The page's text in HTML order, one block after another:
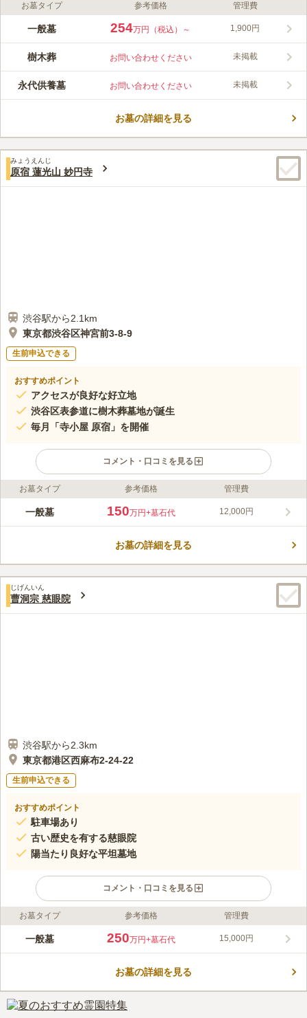
ライフドット編集部のコメント
都会的で洗練された雰囲気の青山通りにある、青山梅窓院墓苑。
す。また、近くには商業施設があるのでお参り後の散策も楽しめ
ます。江戸時代から続く由緒正しいお寺の墓地ですが、墓苑内は
る方でも安心してお参りできます。一般墓所からさまざなプラン
が用意されているので、お好みでお選び頂けます。
梅窓院は、青山通り（国道246号線があり）に面した立地で、最
寄り駅が外苑前駅ですから、飲食店もカフェもスーパーマーケットもブテ
ィックも花屋もあり、買い物やウインドウショッピングをするのも楽しい
と思います。
お墓タイプ 参考価格 管理費
一般墓 254万円（税込）～ 1,900円
樹木葬 お問い合わせください 未掲載
永代供養墓 お問い合わせください 未掲載
お墓の詳細を見る
みょうえんじ
原宿 蓮光山 妙円寺
渋谷駅から2.1km
東京都渋谷区神宮前3-8-9
生前申込できる
おすすめポイント
アクセスが良好な好立地
渋谷区表参道に樹木葬墓地が誕生
毎月「寺小屋 原宿」を開催
コメント・口コミを見る
ライフドット編集部のコメント
渋谷区表参道の都会の中にあるお寺です。「表参道駅」や「外苑
の寺院は、普通のお寺とは違い、古くからの歴史だけを大切にし
口コミ評価
みんなの評価
40代女性
お花などの必要品については、事前にこちらで準備しておいて直
お墓タイプ 参考価格 管理費
一般墓 150万円+墓石代 12,000円
お墓の詳細を見る
じげんいん
曹洞宗 慈眼院
渋谷駅から2.3km
東京都港区西麻布2-24-22
生前申込できる
おすすめポイント
駐車場あり
古い歴史を有する慈眼院
陽当たり良好な平坦墓地
コメント・口コミを見る
ライフドット編集部のコメント
千代田線「乃木坂駅」から徒歩約9分と、歩いてお参りできるア
が開山となり、宝永6年(1709)創建したといわれ長谷寺の末寺で
たり良好な園内は、平坦墓地となっており、安心してご利用頂け
ます。
口コミ評価
お墓タイプ 参考価格 管理費
一般墓 250万円+墓石代 15,000円
お墓の詳細を見る